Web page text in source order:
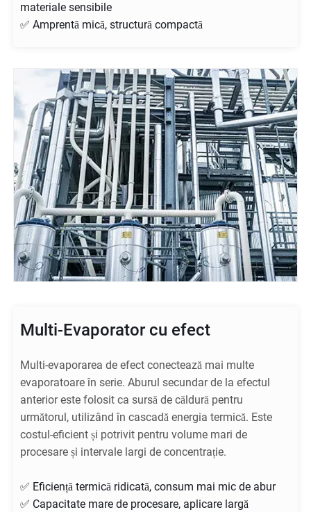
materiale sensibile
✅ Amprentă mică, structură compactă
Multi-Evaporator cu efect
Multi-evaporarea de efect conectează mai multe
evaporatoare în serie. Aburul secundar de la efectul
anterior este folosit ca sursă de căldură pentru
următorul, utilizând în cascadă energia termică. Este
costul-eficient și potrivit pentru volume mari de
procesare și intervale largi de concentrație.
✅ Eficiență termică ridicată, consum mai mic de abur
✅ Capacitate mare de procesare, aplicare largă